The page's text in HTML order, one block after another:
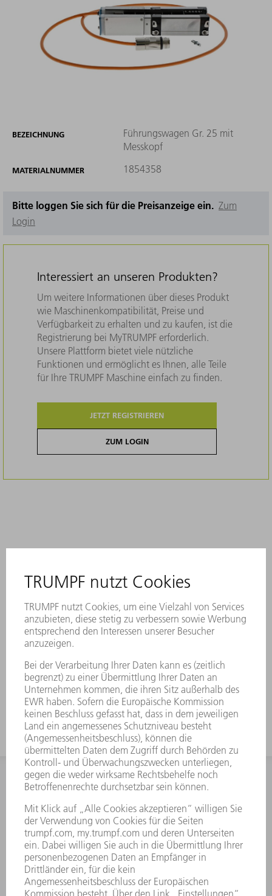
BEZEICHNUNG
Führungswagen Gr. 25 mit
Messkopf
MATERIALNUMMER 1854358
Bitte loggen Sie sich für die Preisanzeige ein. Zum
Login
Interessiert an unseren Produkten?
Um weitere Informationen über dieses Produkt
wie Maschinenkompatibilität, Preise und
Verfügbarkeit zu erhalten und zu kaufen, ist die
Registrierung bei MyTRUMPF erforderlich.
Unsere Plattform bietet viele nützliche
Funktionen und ermöglicht es Ihnen, alle Teile
für Ihre TRUMPF Maschine einfach zu finden.
JETZT REGISTRIEREN
ZUM LOGIN
INFORMATION
Häufig gestellte Fragen
Allgemeine Geschäftsbedingungen
KONTAKT
After Sales
+43722160396550
Mo - Do: 08:00 -17:30 Uhr
Fr: 08:00 -16:30 Uhr